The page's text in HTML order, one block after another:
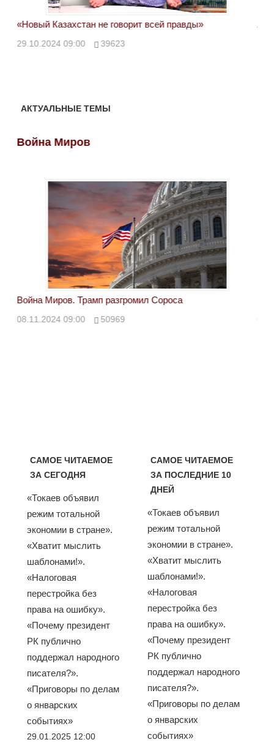
«Новый Казахстан не говорит всей правды»
29.10.2024 09:00 39623
АКТУАЛЬНЫЕ ТЕМЫ
Война Миров
Война Миров. Трамп разгромил Сороса
08.11.2024 09:00 50969
САМОЕ ЧИТАЕМОЕ
ЗА СЕГОДНЯ
«Токаев объявил
режим тотальной
экономии в стране».
«Хватит мыслить
шаблонами!».
«Налоговая
перестройка без
права на ошибку».
«Почему президент
РК публично
поддержал народного
писателя?».
«Приговоры по делам
о январских
событиях»
29.01.2025 12:00
САМОЕ ЧИТАЕМОЕ
ЗА ПОСЛЕДНИЕ 10
ДНЕЙ
«Токаев объявил
режим тотальной
экономии в стране».
«Хватит мыслить
шаблонами!».
«Налоговая
перестройка без
права на ошибку».
«Почему президент
РК публично
поддержал народного
писателя?».
«Приговоры по делам
о январских
событиях»